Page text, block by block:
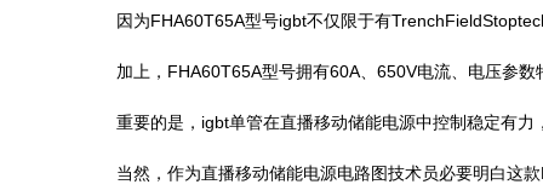
因为FHA60T65A型号igbt不仅限于有
加上，FHA60T65A型号拥有60A、650V电流、电压参
重要的是，igbt单管在直播移动储能电源中控制稳定有力
当然，作为直播移动储能电源电路图技术员必要明白这